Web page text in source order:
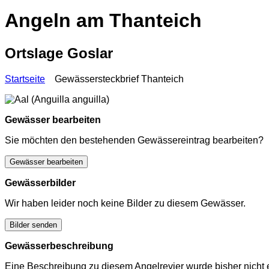
Angeln am Thanteich
Ortslage Goslar
Startseite Gewässersteckbrief Thanteich
Gewässer bearbeiten
Sie möchten den bestehenden Gewässereintrag bearbeiten?
Gewässer bearbeiten
Gewässerbilder
Wir haben leider noch keine Bilder zu diesem Gewässer.
Bilder senden
Gewässerbeschreibung
Eine Beschreibung zu diesem Angelrevier wurde bisher nicht